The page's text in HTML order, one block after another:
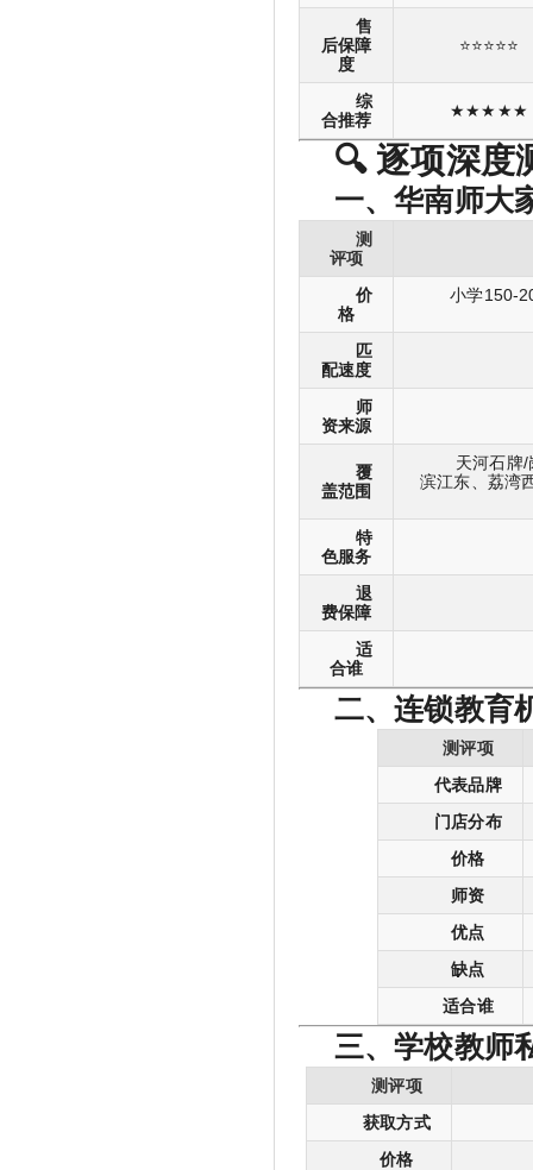
售
后保障
度
⭐⭐⭐⭐⭐
综
合推荐
★★★★★
🔍 逐项深度
一、华南师大
测
评项
价
格
小学150-
匹
配速度
师
资来源
覆
盖范围
天河石牌
滨江东、荔湾
特
色服务
退
费保障
适
合谁
二、连锁教育
测评项
代表品牌
门店分布
价格
师资
优点
缺点
适合谁
三、学校教师
测评项
获取方式
价格